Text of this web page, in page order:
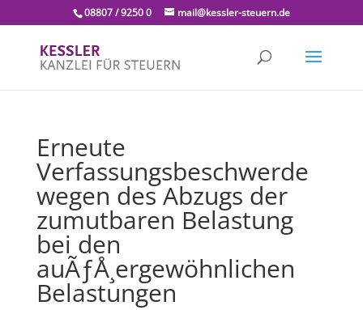
08807 / 9250 0 mail@kessler-steuern.de
Erneute
Verfassungsbeschwerde
wegen des Abzugs der
zumutbaren Belastung
bei den
auÃƒÅ¸ergewöhnlichen
Belastungen